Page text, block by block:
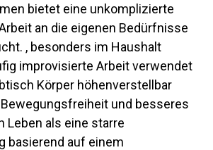
bietet eine unkomplizierte
an die eigenen Bedürfnisse
, besonders im Haushalt
improvisierte Arbeit verwendet
Körper höhenverstellbar
und besseres
Leben als eine starre
basierend auf einem